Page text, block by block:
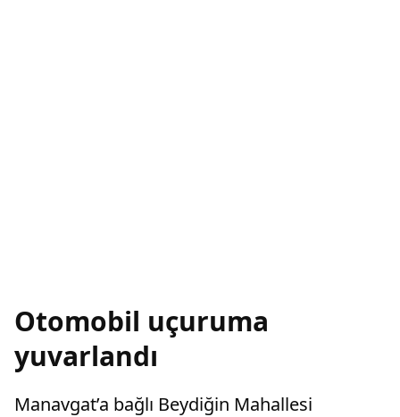
Otomobil uçuruma
yuvarlandı
Manavgat’a bağlı Beydiğin Mahallesi